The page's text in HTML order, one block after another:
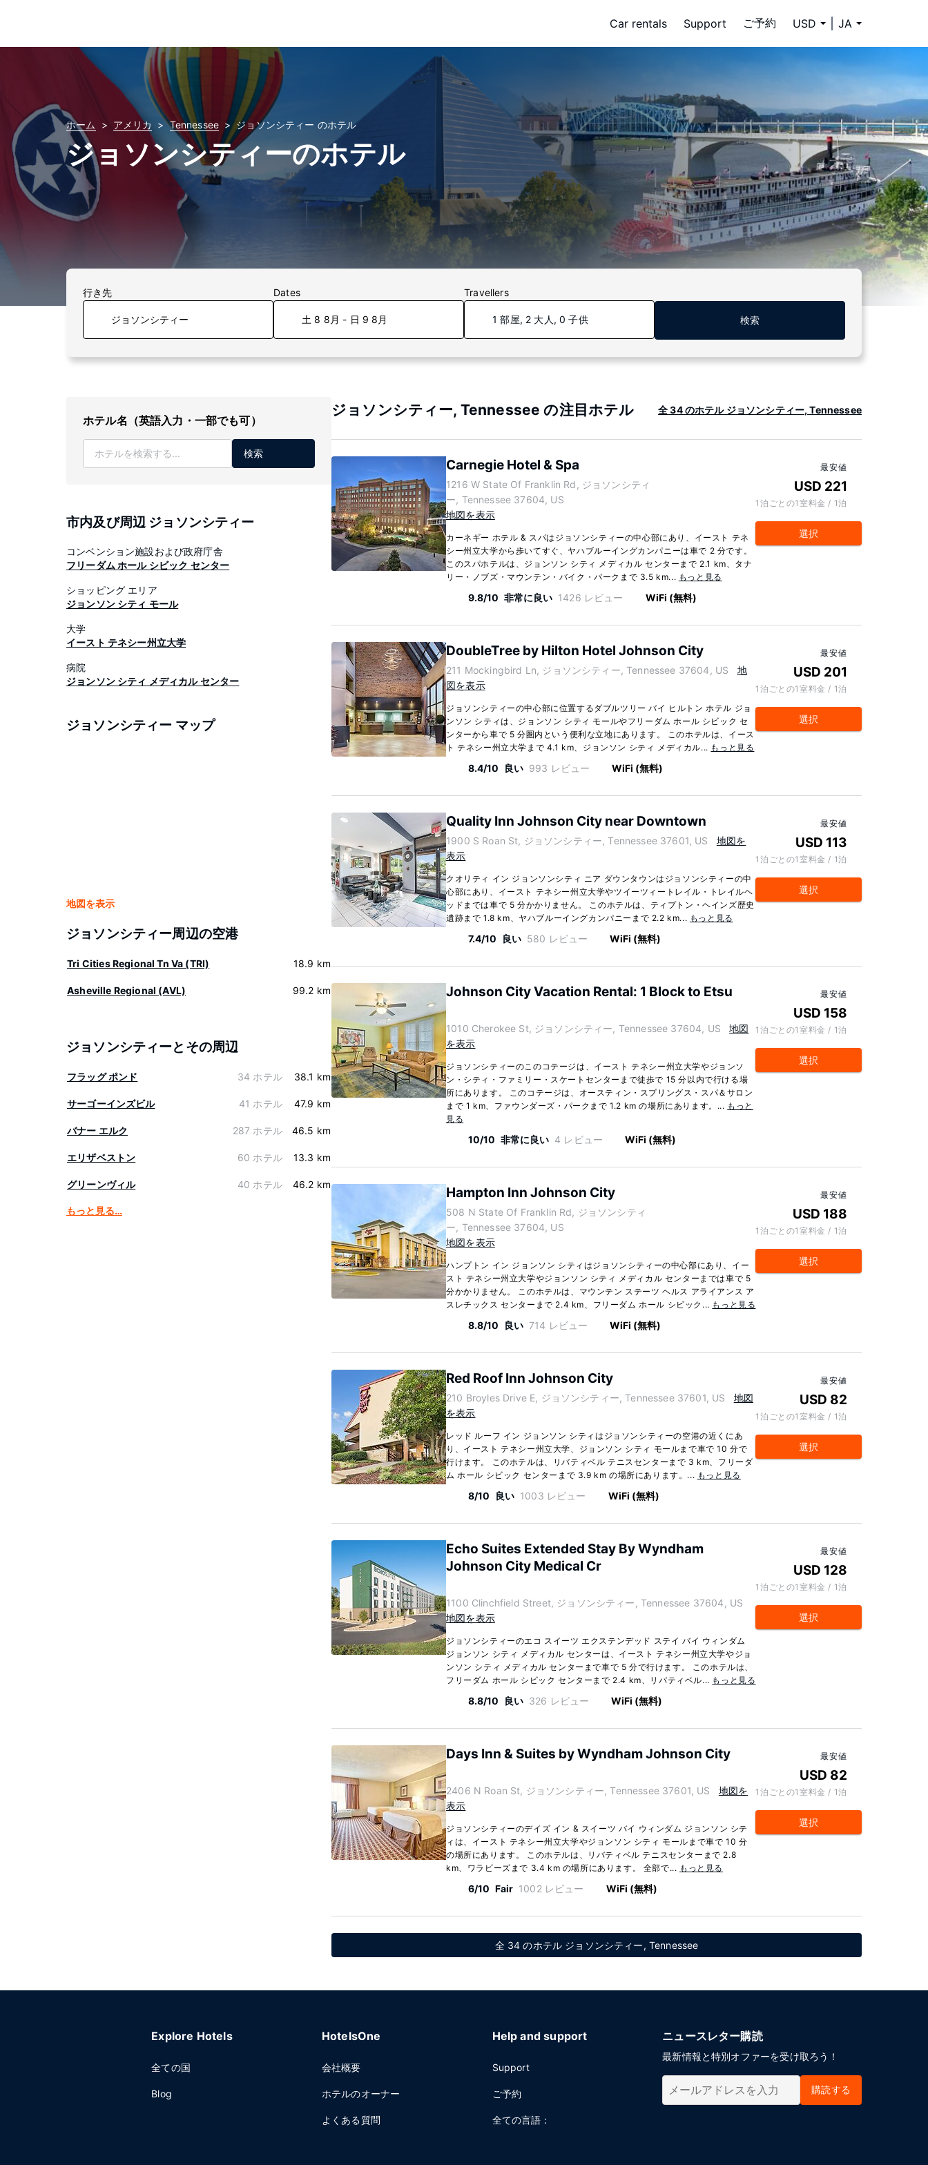
Car rentals Support ご予約 USD JA
ホーム アメリカ Tennessee ジョソンシティー のホテル
ジョソンシティーのホテル
行き先 Dates
土 8 8月 - 日 9 8月
Travellers
1 部屋, 2 大人, 0 子供 検索
ホテル名（英語入力・一部でも可）
検索
市内及び周辺 ジョソンシティー
コンベンション施設および政府庁舎
フリーダム ホール シビック センター
ショッピング エリア
ジョンソン シティ モール
大学
イースト テネシー州立大学
病院
ジョンソン シティ メディカル センター
ジョソンシティー マップ
地図を表示
ジョソンシティー周辺の空港
Tri Cities Regional Tn Va (TRI) 18.9 km
Asheville Regional (AVL) 99.2 km
ジョソンシティーとその周辺
フラッグ ポンド 34 ホテル 38.1 km
サーゴーインズビル 41 ホテル 47.9 km
バナー エルク 287 ホテル 46.5 km
エリザベストン 60 ホテル 13.3 km
グリーンヴィル 40 ホテル 46.2 km
もっと見る…
ジョソンシティー, Tennessee の注目ホテル 全 34 のホテル ジョソンシティー, Tennessee
Carnegie Hotel & Spa
1216 W State Of Franklin Rd, ジョソンシティ
ー, Tennessee 37604, US
地図を表示
カーネギー ホテル & スパはジョソンシティーの中心部にあり、イースト テネ
シー州立大学から歩いてすぐ、ヤハブルーイングカンパニーは車で 2 分です。
このスパホテルは、ジョンソン シティ メディカル センターまで 2.1 km、タナ
リー・ノブズ・マウンテン・バイク・パークまで 3.5 km... もっと見る
9.8/10 非常に良い 1426 レビュー WiFi (無料)
最安値
USD 221
1泊ごとの1室料金 / 1泊
選択
DoubleTree by Hilton Hotel Johnson City
211 Mockingbird Ln, ジョソンシティー, Tennessee 37604, US
地
図を表示
ジョソンシティーの中心部に位置するダブルツリー バイ ヒルトン ホテル ジョ
ンソン シティは、ジョンソン シティ モールやフリーダム ホール シビック セ
ンターから車で 5 分圏内という便利な立地にあります。 このホテルは、イース
ト テネシー州立大学まで 4.1 km、ジョンソン シティ メディカル... もっと見る
8.4/10 良い 993 レビュー WiFi (無料)
最安値
USD 201
1泊ごとの1室料金 / 1泊
選択
Quality Inn Johnson City near Downtown
1900 S Roan St, ジョソンシティー, Tennessee 37601, US
地図を
表示
クオリティ イン ジョンソンシティ ニア ダウンタウンはジョソンシティーの中
心部にあり、イースト テネシー州立大学やツイーツィートレイル・トレイルヘ
ッドまでは車で 5 分かかりません。 このホテルは、ティプトン・ヘインズ歴史
遺跡まで 1.8 km、ヤハブルーイングカンパニーまで 2.2 km... もっと見る
7.4/10 良い 580 レビュー WiFi (無料)
最安値
USD 113
1泊ごとの1室料金 / 1泊
選択
Johnson City Vacation Rental: 1 Block to Etsu
1010 Cherokee St, ジョソンシティー, Tennessee 37604, US
地図
を表示
ジョソンシティーのこのコテージは、イースト テネシー州立大学やジョンソ
ン・シティ・ファミリー・スケートセンターまで徒歩で 15 分以内で行ける場
所にあります。 このコテージは、オースティン・スプリングス・スパ＆サロン
まで 1 km、ファウンダーズ・パークまで 1.2 km の場所にあります。... もっと
見る
10/10 非常に良い 4 レビュー WiFi (無料)
最安値
USD 158
1泊ごとの1室料金 / 1泊
選択
Hampton Inn Johnson City
508 N State Of Franklin Rd, ジョソンシティ
ー, Tennessee 37604, US
地図を表示
ハンプトン イン ジョンソン シティはジョソンシティーの中心部にあり、イー
スト テネシー州立大学やジョンソン シティ メディカル センターまでは車で 5
分かかりません。 このホテルは、マウンテン ステーツ ヘルス アライアンス ア
スレチックス センターまで 2.4 km、フリーダム ホール シビック... もっと見る
8.8/10 良い 714 レビュー WiFi (無料)
最安値
USD 188
1泊ごとの1室料金 / 1泊
選択
Red Roof Inn Johnson City
210 Broyles Drive E, ジョソンシティー, Tennessee 37601, US
地図
を表示
レッド ルーフ イン ジョンソン シティはジョソンシティーの空港の近くにあ
り、イースト テネシー州立大学、ジョンソン シティ モールまで車で 10 分で
行けます。 このホテルは、リバティベル テニスセンターまで 3 km、フリーダ
ム ホール シビック センターまで 3.9 km の場所にあります。... もっと見る
8/10 良い 1003 レビュー WiFi (無料)
最安値
USD 82
1泊ごとの1室料金 / 1泊
選択
Echo Suites Extended Stay By Wyndham
Johnson City Medical Cr
1100 Clinchfield Street, ジョソンシティー, Tennessee 37604, US
地図を表示
ジョソンシティーのエコ スイーツ エクステンデッド ステイ バイ ウィンダム
ジョンソン シティ メディカル センターは、イースト テネシー州立大学やジョ
ンソン シティ メディカル センターまで車で 5 分で行けます。 このホテルは、
フリーダム ホール シビック センターまで 2.4 km、リバティベル... もっと見る
8.8/10 良い 326 レビュー WiFi (無料)
最安値
USD 128
1泊ごとの1室料金 / 1泊
選択
Days Inn & Suites by Wyndham Johnson City
2406 N Roan St, ジョソンシティー, Tennessee 37601, US
地図を
表示
ジョソンシティーのデイズ イン & スイーツ バイ ウィンダム ジョンソン シテ
ィは、イースト テネシー州立大学やジョンソン シティ モールまで車で 10 分
の場所にあります。 このホテルは、リバティベル テニスセンターまで 2.8
km、ワラビーズまで 3.4 km の場所にあります。 全部で... もっと見る
6/10 Fair 1002 レビュー WiFi (無料)
最安値
USD 82
1泊ごとの1室料金 / 1泊
選択
全 34 のホテル ジョソンシティー, Tennessee
Explore Hotels
全ての国
Blog
HotelsOne
会社概要
ホテルのオーナー
よくある質問
Help and support
Support
ご予約
全ての言語：
ニュースレター購読
最新情報と特別オファーを受け取ろう！
購読する